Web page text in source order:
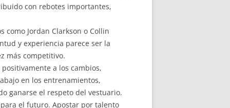
con rebotes importantes,
Jordan Clarkson o Collin
y experiencia parece ser la
más competitivo.
a los cambios,
en los entrenamientos,
ganarse el respeto del vestuario.
el futuro. Apostar por talento